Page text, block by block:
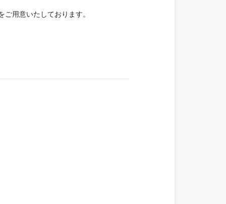
用意いたしております。